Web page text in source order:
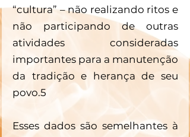
“cultura” – não realizando ritos e
não participando de outras
atividades consideradas
importantes para a manutenção
da tradição e herança de seu
povo.5
Esses dados são semelhantes à